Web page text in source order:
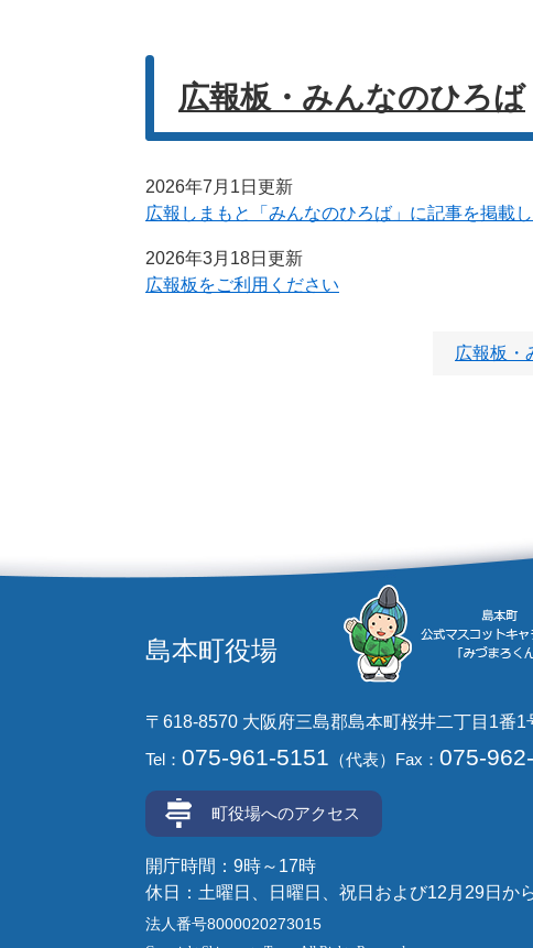
広報板・みんなのひろば
2026年7月1日更新
広報しまもと「みんなのひろば」に記事を掲載
2026年3月18日更新
広報板をご利用ください
広報板・
島本町役場
〒618-8570 大阪府三島郡島本町桜井二丁目1番1
Tel： 075-961-5151 （代表） Fax： 075-
町役場へのアクセス
開庁時間：9時～17時
休日：土曜日、日曜日、祝日および12月29日か
法人番号8000020273015